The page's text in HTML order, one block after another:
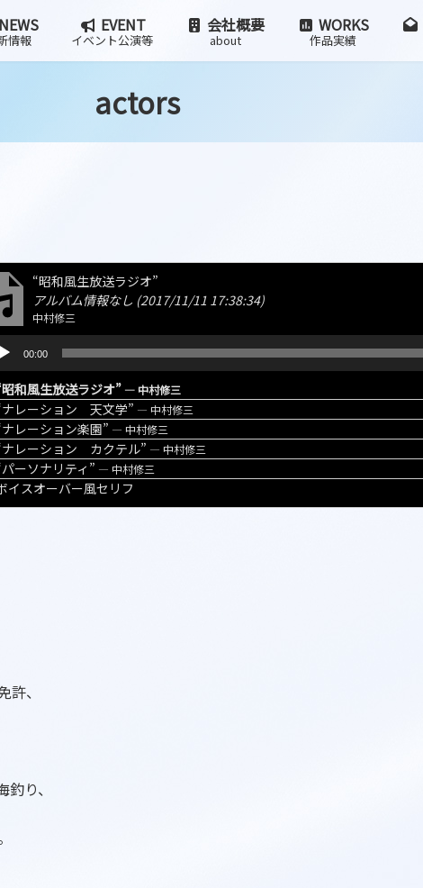
NEWS
情報
EVENT
イベント公演等
会社概要
about
WORKS
作品実績
actors
“昭和風生放送ラジオ”
アルバム情報なし (2017/11/11 17:38:34)
中村修三
00:00
昭和風生放送ラジオ” — 中村修三
ナレーション 天文学” — 中村修三
ナレーション楽園” — 中村修三
ナレーション カクテル” — 中村修三
パーソナリティ” — 中村修三
イスオーバー風セリフ
、
り、